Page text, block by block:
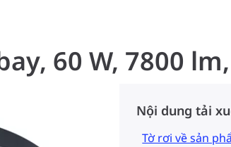
60 W, 7800
Nội dung tải
Tờ rơi về sản